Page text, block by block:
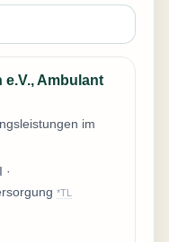
e.V., Ambulant
im
*TL